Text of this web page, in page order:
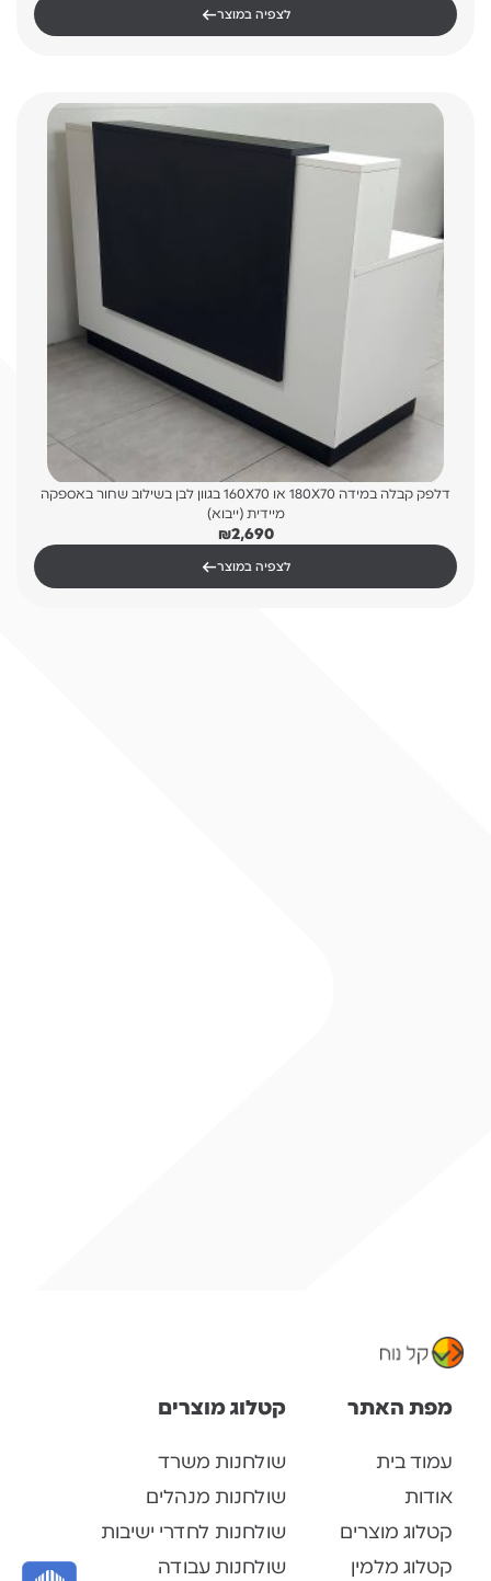
←לצפיה במוצר
דלפק קבלה במידה 180X70 או 160X70 בגוון לבן בשילוב שחור באספקה
מיידית (ייבוא)
₪2,690
←לצפיה במוצר
מפת האתר
עמוד בית
אודות
קטלוג מוצרים
קטלוג מלמין
קטלוג מוצרים
שולחנות משרד
שולחנות מנהלים
שולחנות לחדרי ישיבות
שולחנות עבודה